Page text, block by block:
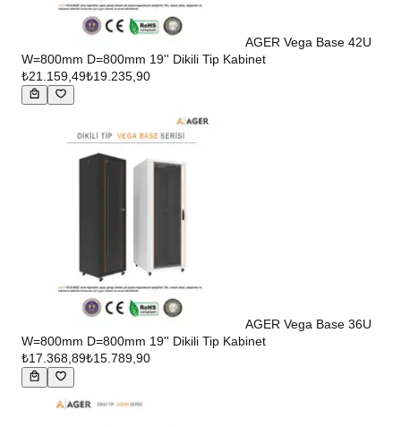
AGER Vega Base 42U
W=800mm D=800mm 19'' Dikili Tip Kabinet
₺21.159,49₺19.235,90
AGER Vega Base 36U
W=800mm D=800mm 19'' Dikili Tip Kabinet
₺17.368,89₺15.789,90